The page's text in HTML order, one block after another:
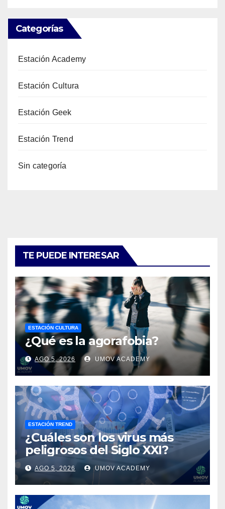
Categorías
Estación Academy
Estación Cultura
Estación Geek
Estación Trend
Sin categoría
TE PUEDE INTERESAR
ESTACIÓN CULTURA
¿Qué es la agorafobia?
AGO 5, 2026 UMOV ACADEMY
ESTACIÓN TREND
¿Cuáles son los virus más
peligrosos del Siglo XXI?
AGO 5, 2026 UMOV ACADEMY